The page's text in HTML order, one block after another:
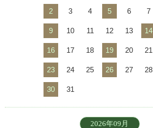
2 3 4 5 6 7
9 10 11 12 13 14
16 17 18 19 20 21
23 24 25 26 27 28
30 31
2026年09月